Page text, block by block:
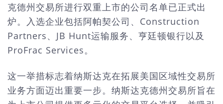
克德州交易所进行双重上市的公司名单已正式出
炉。入选企业包括阿帕契公司、Construction
Partners、JB Hunt运输服务、亨廷顿银行以及
ProFrac Services。
这一举措标志着纳斯达克在拓展美国区域性交易所
业务方面迈出重要一步。纳斯达克德州交易所旨在